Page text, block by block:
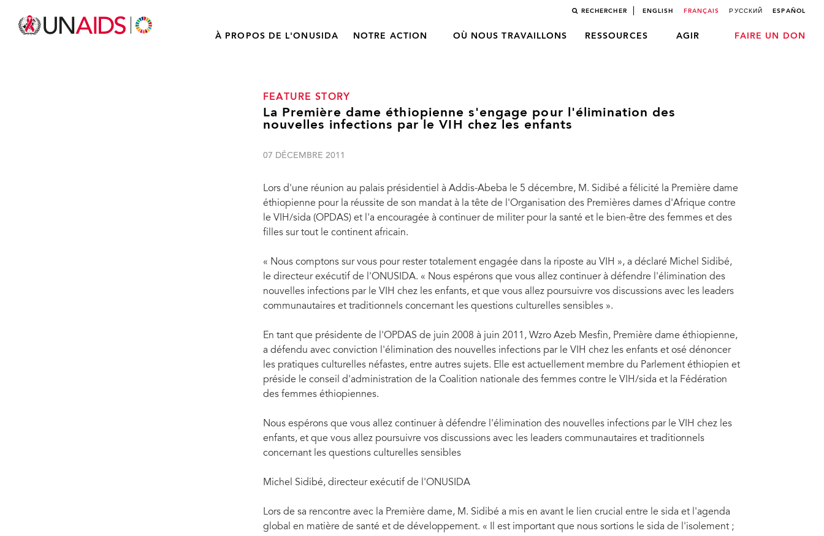
RECHERCHER ENGLISH FRANÇAIS РУССКИЙ ESPAÑOL
À PROPOS DE L'ONUSIDA NOTRE ACTION OÙ NOUS TRAVAILLONS RESSOURCES AGIR FAIRE UN DON
FEATURE STORY
La Première dame éthiopienne s'engage pour l'élimination des
nouvelles infections par le VIH chez les enfants
07 DÉCEMBRE 2011
Lors d'une réunion au palais présidentiel à Addis-Abeba le 5 décembre, M. Sidibé a félicité la Première dame
éthiopienne pour la réussite de son mandat à la tête de l'Organisation des Premières dames d'Afrique contre
le VIH/sida (OPDAS) et l'a encouragée à continuer de militer pour la santé et le bien-être des femmes et des
filles sur tout le continent africain.
« Nous comptons sur vous pour rester totalement engagée dans la riposte au VIH », a déclaré Michel Sidibé,
le directeur exécutif de l'ONUSIDA. « Nous espérons que vous allez continuer à défendre l'élimination des
nouvelles infections par le VIH chez les enfants, et que vous allez poursuivre vos discussions avec les leaders
communautaires et traditionnels concernant les questions culturelles sensibles ».
En tant que présidente de l'OPDAS de juin 2008 à juin 2011, Wzro Azeb Mesfin, Première dame éthiopienne,
a défendu avec conviction l'élimination des nouvelles infections par le VIH chez les enfants et osé dénoncer
les pratiques culturelles néfastes, entre autres sujets. Elle est actuellement membre du Parlement éthiopien et
préside le conseil d'administration de la Coalition nationale des femmes contre le VIH/sida et la Fédération
des femmes éthiopiennes.
Nous espérons que vous allez continuer à défendre l'élimination des nouvelles infections par le VIH chez les
enfants, et que vous allez poursuivre vos discussions avec les leaders communautaires et traditionnels
concernant les questions culturelles sensibles
Michel Sidibé, directeur exécutif de l'ONUSIDA
Lors de sa rencontre avec la Première dame, M. Sidibé a mis en avant le lien crucial entre le sida et l'agenda
global en matière de santé et de développement. « Il est important que nous sortions le sida de l'isolement ;